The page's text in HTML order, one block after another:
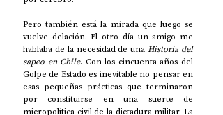
Pero también está la mirada que luego se
vuelve delación. El otro día un amigo me
hablaba de la necesidad de una Historia del
sapeo en Chile. Con los cincuenta años del
Golpe de Estado es inevitable no pensar en
esas pequeñas prácticas que terminaron
por constituirse en una suerte de
micropolítica civil de la dictadura militar. La